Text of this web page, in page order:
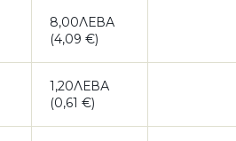
8,00ЛЕВА
(4,09 €)
1,20ЛЕВА
(0,61 €)